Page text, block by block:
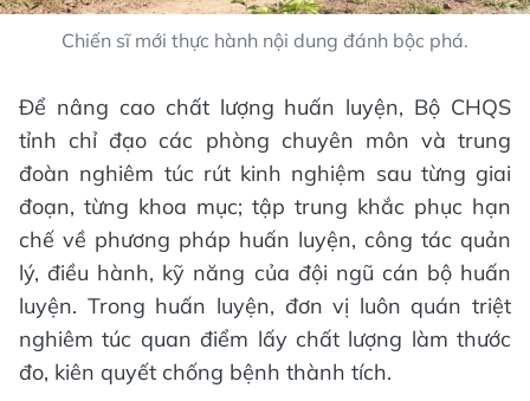
Chiến sĩ mới thực hành nội dung đánh bộc phá.
Để nâng cao chất lượng huấn luyện, Bộ CHQS
tỉnh chỉ đạo các phòng chuyên môn và trung
đoàn nghiêm túc rút kinh nghiệm sau từng giai
đoạn, từng khoa mục; tập trung khắc phục hạn
chế về phương pháp huấn luyện, công tác quản
lý, điều hành, kỹ năng của đội ngũ cán bộ huấn
luyện. Trong huấn luyện, đơn vị luôn quán triệt
nghiêm túc quan điểm lấy chất lượng làm thước
đo, kiên quyết chống bệnh thành tích.